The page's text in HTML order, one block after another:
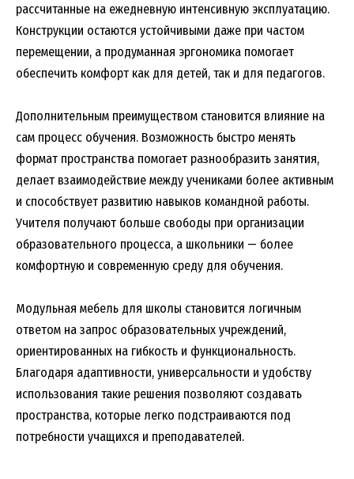
рассчитанные на ежедневную интенсивную эксплуатацию.
Конструкции остаются устойчивыми даже при частом
перемещении, а продуманная эргономика помогает
обеспечить комфорт как для детей, так и для педагогов.
Дополнительным преимуществом становится влияние на
сам процесс обучения. Возможность быстро менять
формат пространства помогает разнообразить занятия,
делает взаимодействие между учениками более активным
и способствует развитию навыков командной работы.
Учителя получают больше свободы при организации
образовательного процесса, а школьники — более
комфортную и современную среду для обучения.
Модульная мебель для школы становится логичным
ответом на запрос образовательных учреждений,
ориентированных на гибкость и функциональность.
Благодаря адаптивности, универсальности и удобству
использования такие решения позволяют создавать
пространства, которые легко подстраиваются под
потребности учащихся и преподавателей.